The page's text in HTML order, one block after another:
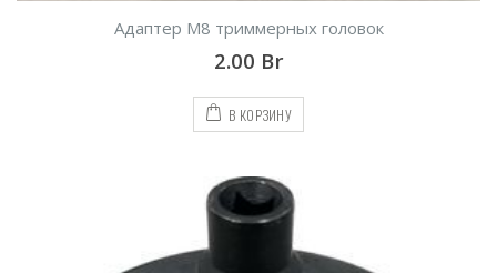
Адаптер М8 триммерных головок
2.00 Br
В КОРЗИНУ